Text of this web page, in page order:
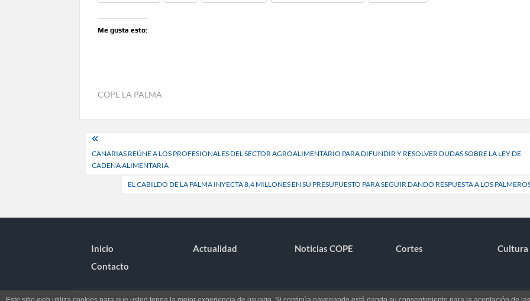
Me gusta esto:
COPE LA PALMA
Navegación
de
entradas
CANARIAS REÚNE A LOS PROFESIONALES DEL SECTOR AGROALIMENTARIO PARA DIFUNDIR Y RESOLVER DUDAS SOBRE LA LEY DE
CADENA ALIMENTARIA
EL CABILDO DE LA PALMA INYECTA 8,4 MILLONES EN SU PRESUPUESTO PARA SEGUIR DANDO RESPUESTA A LOS
Inicio Actualidad Noticias COPE Cortes
Cultura
Contacto